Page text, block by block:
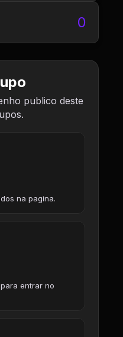
0
publico deste
na pagina.
entrar no